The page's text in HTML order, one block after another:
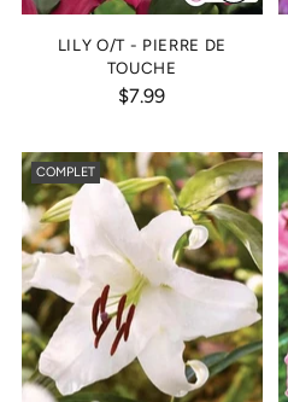
LILY O/T - PIERRE DE
TOUCHE
$7.99
COMPLET